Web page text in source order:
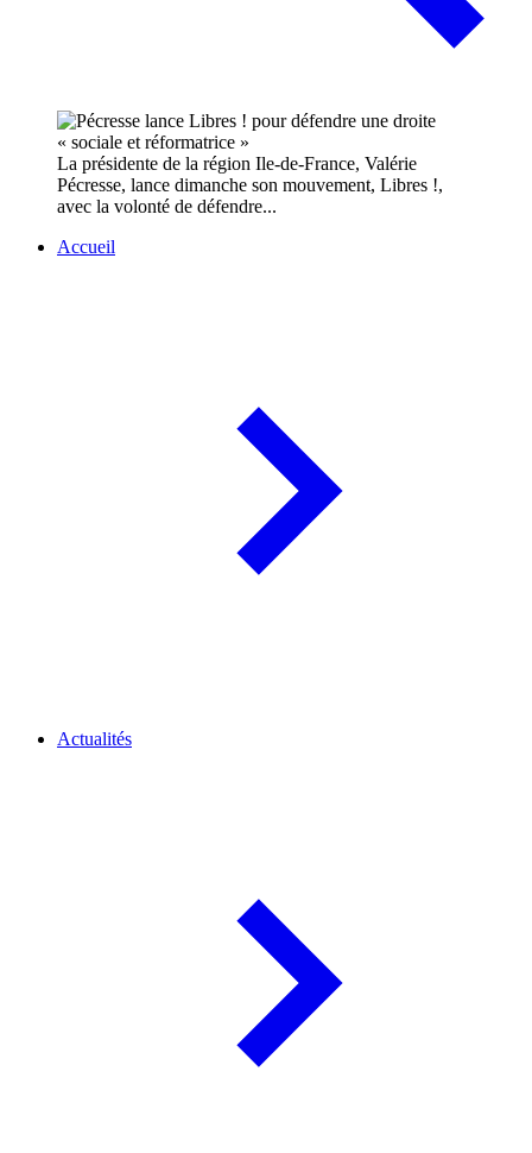
La présidente de la région Ile-de-France, Valérie
Pécresse, lance dimanche son mouvement, Libres !,
avec la volonté de défendre...
Accueil
Actualités